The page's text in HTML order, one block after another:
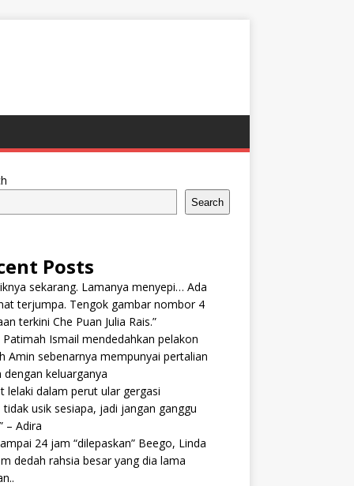
Search
Posts
sekarang. Lamanya menyepi… Ada
terjumpa. Tengok gambar nombor 4
terkini Che Puan Julia Rais.”
Ismail mendedahkan pelakon
Amin sebenarnya mempunyai pertalian
dengan keluarganya
lelaki dalam perut ular gergasi
tidak usik sesiapa, jadi jangan ganggu
– Adira
24 jam “dilepaskan” Beego, Linda
dedah rahsia besar yang dia lama